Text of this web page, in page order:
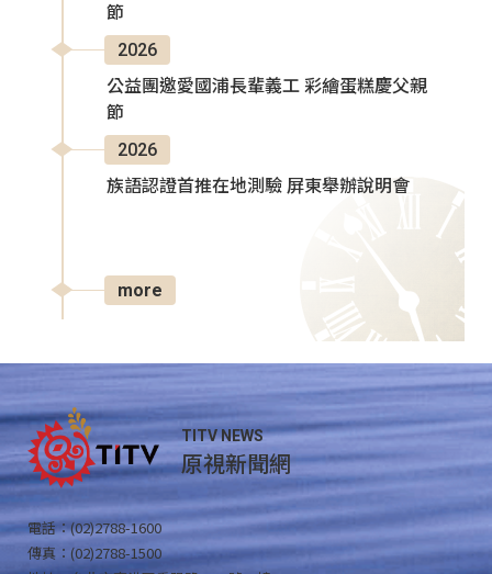
節
2026
公益團邀愛國浦長輩義工 彩繪蛋糕慶父親
節
2026
族語認證首推在地測驗 屏東舉辦說明會
more
TITV NEWS
原視新聞網
電話：(02)2788-1600
傳真：(02)2788-1500